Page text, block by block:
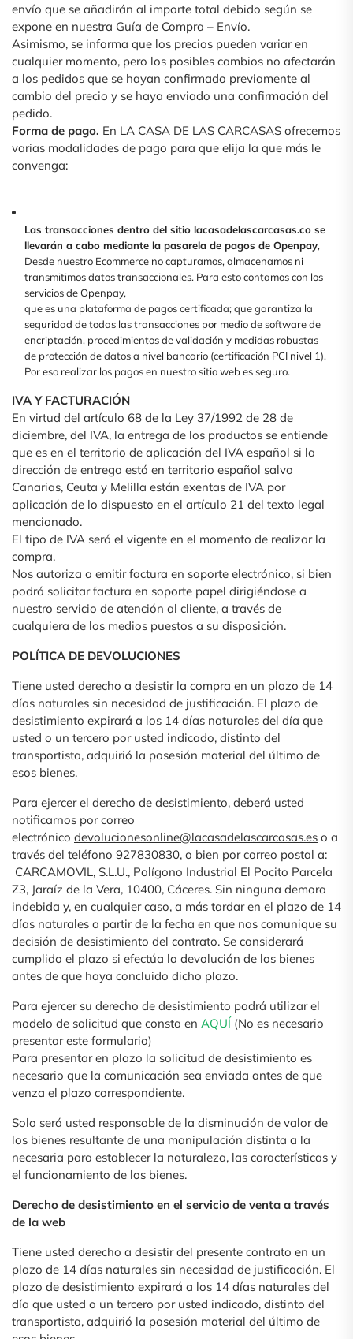
envío que se añadirán al importe total debido según se
expone en nuestra Guía de Compra – Envío.
Asimismo, se informa que los precios pueden variar en
cualquier momento, pero los posibles cambios no afectarán
a los pedidos que se hayan confirmado previamente al
cambio del precio y se haya enviado una confirmación del
pedido.
Forma de pago. En LA CASA DE LAS CARCASAS ofrecemos
varias modalidades de pago para que elija la que más le
convenga:
Las transacciones dentro del sitio lacasadelascarcasas.co se
llevarán a cabo mediante la pasarela de pagos de Openpay,
Desde nuestro Ecommerce no capturamos, almacenamos ni
transmitimos datos transaccionales. Para esto contamos con los
servicios de Openpay,
que es una plataforma de pagos certificada; que garantiza la
seguridad de todas las transacciones por medio de software de
encriptación, procedimientos de validación y medidas robustas
de protección de datos a nivel bancario (certificación PCI nivel 1).
Por eso realizar los pagos en nuestro sitio web es seguro.
IVA Y FACTURACIÓN
En virtud del artículo 68 de la Ley 37/1992 de 28 de
diciembre, del IVA, la entrega de los productos se entiende
que es en el territorio de aplicación del IVA español si la
dirección de entrega está en territorio español salvo
Canarias, Ceuta y Melilla están exentas de IVA por
aplicación de lo dispuesto en el artículo 21 del texto legal
mencionado.
El tipo de IVA será el vigente en el momento de realizar la
compra.
Nos autoriza a emitir factura en soporte electrónico, si bien
podrá solicitar factura en soporte papel dirigiéndose a
nuestro servicio de atención al cliente, a través de
cualquiera de los medios puestos a su disposición.
POLÍTICA DE DEVOLUCIONES
Tiene usted derecho a desistir la compra en un plazo de 14
días naturales sin necesidad de justificación. El plazo de
desistimiento expirará a los 14 días naturales del día que
usted o un tercero por usted indicado, distinto del
transportista, adquirió la posesión material del último de
esos bienes.
Para ejercer el derecho de desistimiento, deberá usted
notificarnos por correo
electrónico devolucionesonline@lacasadelascarcasas.es o a
través del teléfono 927830830, o bien por correo postal a:
CARCAMOVIL, S.L.U., Polígono Industrial El Pocito Parcela
Z3, Jaraíz de la Vera, 10400, Cáceres. Sin ninguna demora
indebida y, en cualquier caso, a más tardar en el plazo de 14
días naturales a partir de la fecha en que nos comunique su
decisión de desistimiento del contrato. Se considerará
cumplido el plazo si efectúa la devolución de los bienes
antes de que haya concluido dicho plazo.
Para ejercer su derecho de desistimiento podrá utilizar el
modelo de solicitud que consta en AQUÍ (No es necesario
presentar este formulario)
Para presentar en plazo la solicitud de desistimiento es
necesario que la comunicación sea enviada antes de que
venza el plazo correspondiente.
Solo será usted responsable de la disminución de valor de
los bienes resultante de una manipulación distinta a la
necesaria para establecer la naturaleza, las características y
el funcionamiento de los bienes.
Derecho de desistimiento en el servicio de venta a través
de la web
Tiene usted derecho a desistir del presente contrato en un
plazo de 14 días naturales sin necesidad de justificación. El
plazo de desistimiento expirará a los 14 días naturales del
día que usted o un tercero por usted indicado, distinto del
transportista, adquirió la posesión material del último de